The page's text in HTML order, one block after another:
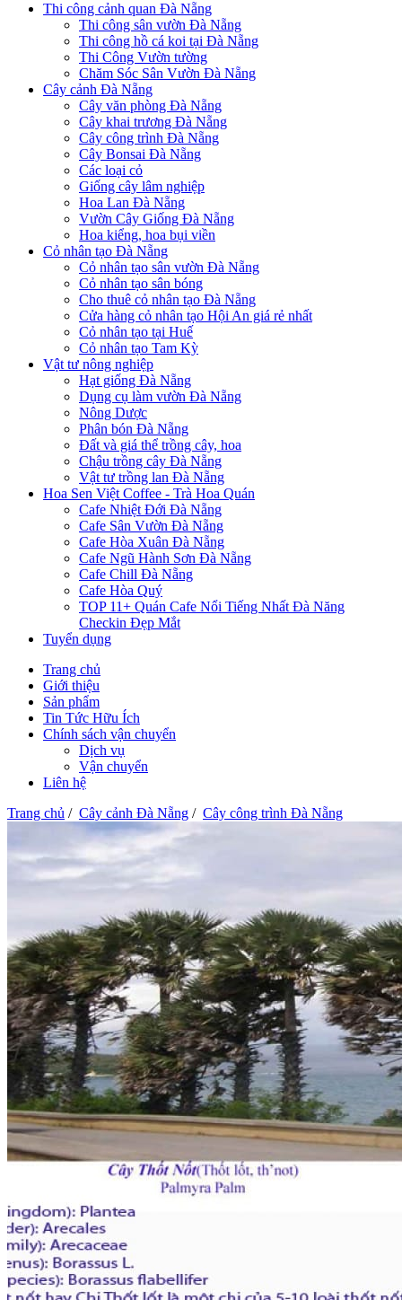
Thi công cảnh quan Đà Nẵng
Thi công sân vườn Đà Nẵng
Thi công hồ cá koi tại Đà Nẵng
Thi Công Vườn tường
Chăm Sóc Sân Vườn Đà Nẵng
Cây cảnh Đà Nẵng
Cây văn phòng Đà Nẵng
Cây khai trương Đà Nẵng
Cây công trình Đà Nẵng
Cây Bonsai Đà Nẵng
Các loại cỏ
Giống cây lâm nghiệp
Hoa Lan Đà Nẵng
Vườn Cây Giống Đà Nẵng
Hoa kiểng, hoa bụi viền
Cỏ nhân tạo Đà Nẵng
Cỏ nhân tạo sân vườn Đà Nẵng
Cỏ nhân tạo sân bóng
Cho thuê cỏ nhân tạo Đà Nẵng
Cửa hàng cỏ nhân tạo Hội An giá rẻ nhất
Cỏ nhân tạo tại Huế
Cỏ nhân tạo Tam Kỳ
Vật tư nông nghiệp
Hạt giống Đà Nẵng
Dụng cụ làm vườn Đà Nẵng
Nông Dược
Phân bón Đà Nẵng
Đất và giá thể trồng cây, hoa
Chậu trồng cây Đà Nẵng
Vật tư trồng lan Đà Nẵng
Hoa Sen Việt Coffee - Trà Hoa Quán
Cafe Nhiệt Đới Đà Nẵng
Cafe Sân Vườn Đà Nẵng
Cafe Hòa Xuân Đà Nẵng
Cafe Ngũ Hành Sơn Đà Nẵng
Cafe Chill Đà Nẵng
Cafe Hòa Quý
TOP 11+ Quán Cafe Nổi Tiếng Nhất Đà Năng
Checkin Đẹp Mắt
Tuyển dụng
Trang chủ
Giới thiệu
Sản phẩm
Tin Tức Hữu Ích
Chính sách vận chuyển
Dịch vụ
Vận chuyển
Liên hệ
Trang chủ / Cây cảnh Đà Nẵng / Cây công trình Đà Nẵng